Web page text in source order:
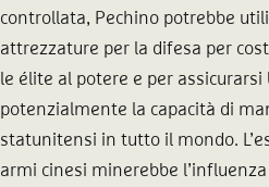
controllata, Pechino potrebbe
attrezzature per la difesa per
le élite al potere e per
potenzialmente la capacità di
statunitensi in tutto il mondo.
armi cinesi minerebbe